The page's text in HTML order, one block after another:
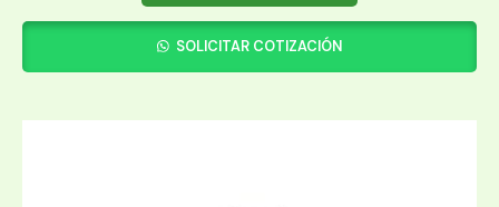
SOLICITAR COTIZACIÓN